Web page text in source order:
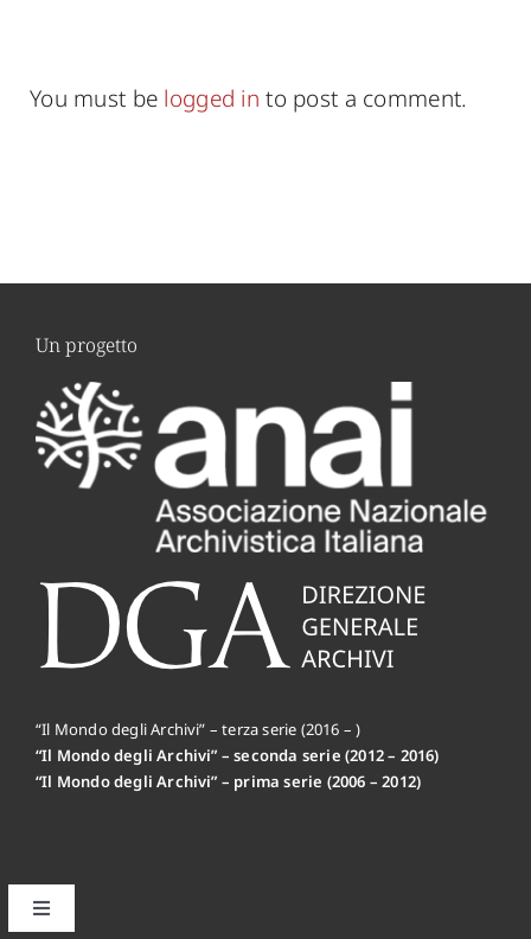
You must be logged in to post a comment.
Un progetto
“Il Mondo degli Archivi” – terza serie (2016 – )
“Il Mondo degli Archivi” – seconda serie (2012 – 2016)
“Il Mondo degli Archivi” – prima serie (2006 – 2012)
Toggle